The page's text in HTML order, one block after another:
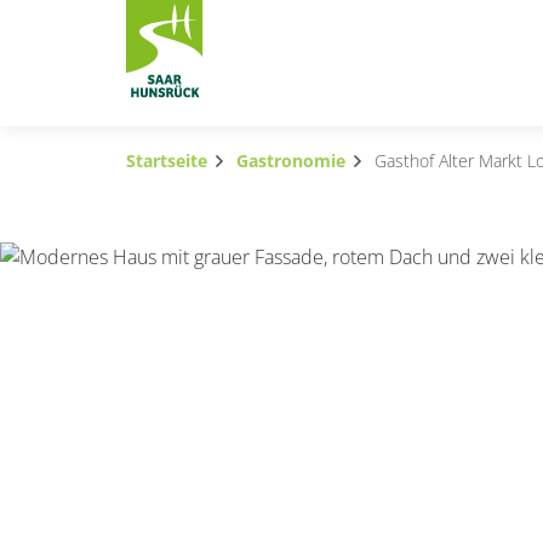
Zum Hauptinhalt springen
Startseite Gastronomie Gasthof Alter Markt